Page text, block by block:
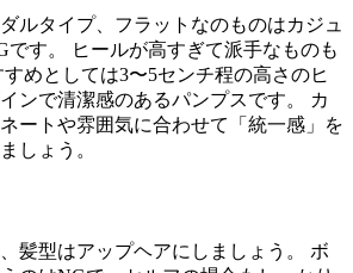
ルタイプ、フラットなのものはカジュ
です。 ヒールが高すぎて派手なものも
めとしては3〜5センチ程の高さのヒ
ンで清潔感のあるパンプスです。 カ
ートや雰囲気に合わせて「統一感」を
しょう。
髪型はアップヘアにしましょう。 ボ